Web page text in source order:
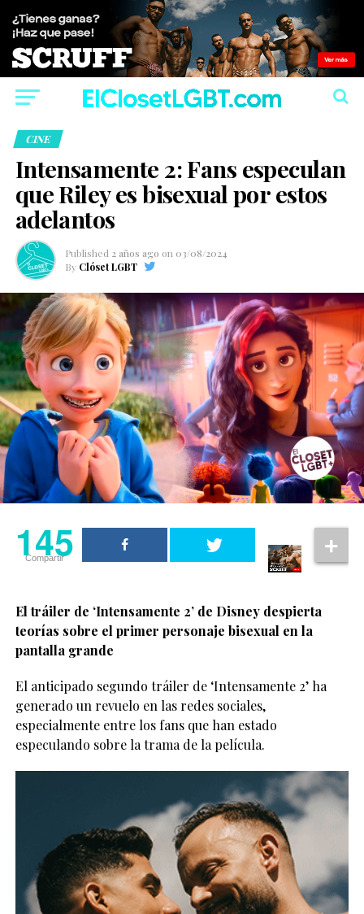
CINE
Intensamente 2: Fans especulan
que Riley es bisexual por estos
adelantos
Published 2 años ago on 03/08/2024
By Clóset LGBT
145
Compartir
El tráiler de ‘Intensamente 2’ de Disney despierta
teorías sobre el primer personaje bisexual en la
pantalla grande
El anticipado segundo tráiler de ‘Intensamente 2’ ha
generado un revuelo en las redes sociales,
especialmente entre los fans que han estado
especulando sobre la trama de la película.